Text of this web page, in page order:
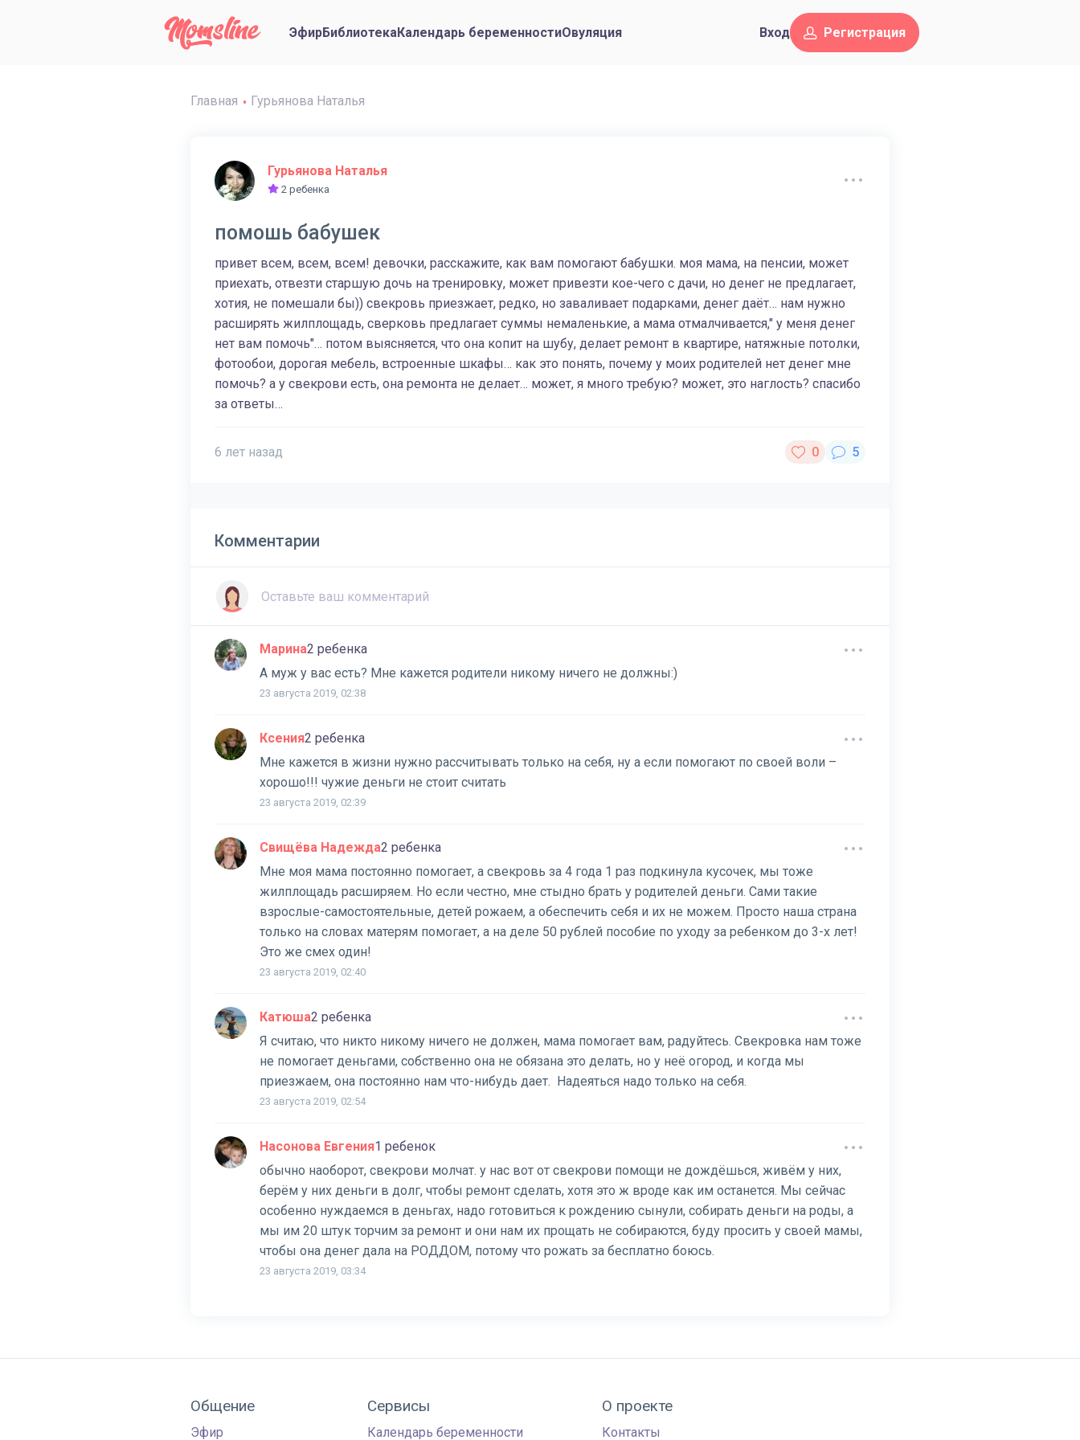
ЭфирБиблиотекаКалендарь беременностиОвуляция Вход Регистрация
Главная Гурьянова Наталья
Гурьянова Наталья
2 ребенка
помошь бабушек
привет всем, всем, всем! девочки, расскажите, как вам помогают бабушки. моя мама, на пенсии, может
приехать, отвезти старшую дочь на тренировку, может привезти кое-чего с дачи, но денег не предлагает,
хотия, не помешали бы)) свекровь приезжает, редко, но заваливает подарками, денег даёт… нам нужно
расширять жилплощадь, сверковь предлагает суммы немаленькие, а мама отмалчивается," у меня денег
нет вам помочь"… потом выясняется, что она копит на шубу, делает ремонт в квартире, натяжные потолки,
фотообои, дорогая мебель, встроенные шкафы… как это понять, почему у моих родителей нет денег мне
помочь? а у свекрови есть, она ремонта не делает… может, я много требую? может, это наглость? спасибо
за ответы…
6 лет назад
Комментарии
Марина2 ребенка
А муж у вас есть? Мне кажется родители никому ничего не должны:)
23 августа 2019, 02:38
Ксения2 ребенка
Мне кажется в жизни нужно рассчитывать только на себя, ну а если помогают по своей воли –
хорошо!!! чужие деньги не стоит считать
23 августа 2019, 02:39
Свищёва Надежда2 ребенка
Мне моя мама постоянно помогает, а свекровь за 4 года 1 раз подкинула кусочек, мы тоже
жилплощадь расширяем. Но если честно, мне стыдно брать у родителей деньги. Сами такие
взрослые-самостоятельные, детей рожаем, а обеспечить себя и их не можем. Просто наша страна
только на словах матерям помогает, а на деле 50 рублей пособие по уходу за ребенком до 3-х лет!
Это же смех один!
23 августа 2019, 02:40
Катюша2 ребенка
Я считаю, что никто никому ничего не должен, мама помогает вам, радуйтесь. Свекровка нам тоже
не помогает деньгами, собственно она не обязана это делать, но у неё огород, и когда мы
приезжаем, она постоянно нам что-нибудь дает. Надеяться надо только на себя.
23 августа 2019, 02:54
Насонова Евгения1 ребенок
обычно наоборот, свекрови молчат. у нас вот от свекрови помощи не дождёшься, живём у них,
берём у них деньги в долг, чтобы ремонт сделать, хотя это ж вроде как им останется. Мы сейчас
особенно нуждаемся в деньгах, надо готовиться к рождению сынули, собирать деньги на роды, а
мы им 20 штук торчим за ремонт и они нам их прощать не собираются, буду просить у своей мамы,
чтобы она денег дала на РОДДОМ, потому что рожать за бесплатно боюсь.
23 августа 2019, 03:34
Общение
Эфир
Сервисы
Календарь беременности
О проекте
Контакты